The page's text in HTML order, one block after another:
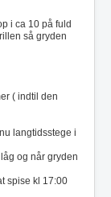
i ca 10 på fuld
så gryden
( indtil den
langtidsstege i
og når gryden
spise kl 17:00